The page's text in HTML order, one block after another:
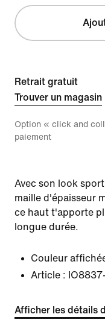
Retrait gratuit
Trouver un magasin
Option « click and
paiement
Avec son look
maille d'épaisseur
ce haut t'apporte
longue durée.
Couleur
Article :
Afficher les détails